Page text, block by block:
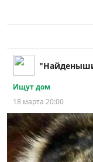
Ищут дом
18 марта 20:00